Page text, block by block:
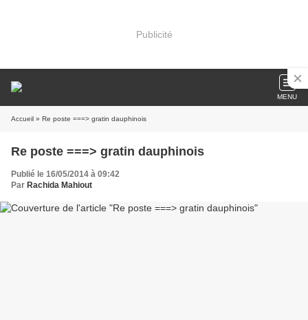
Publicité
MENU
Accueil » Re poste ===> gratin dauphinois
Re poste ===> gratin dauphinois
Publié le 16/05/2014 à 09:42
Par Rachida Mahiout